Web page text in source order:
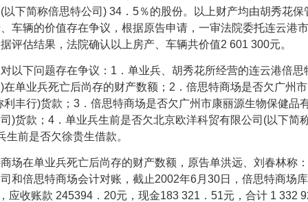
(以下简称倍思特公司 ) 34 ． 5％的股份。以上财产均由胡秀花保
车辆的价值存在争议，根据原告申请，一审法院委托连云港
评估结果，法院确认以上房产、车辆共价值2 601 300元。
下问题存在争议： 1 ．单业兵、胡秀花所经营的连云港倍思
)在单业兵死亡后尚存的财产数额； 2 ．倍思特商场是否欠广州
利丰行)货款； 3 ．倍思特商场是否欠广州市康丽源生物保健品
)货款； 4 ．单业兵生前是否欠北京欧洋科贸有限公司 (以下简
生前是否欠徐贵生借款。
在单业兵死亡后尚存的财产数额，原告单洪远、刘春林称
和倍思特商场会计对账，截止2002年6月 30日，倍思特商场
应收账款 245394 ． 20元，现金183 321 ． 51元，合计 1 332